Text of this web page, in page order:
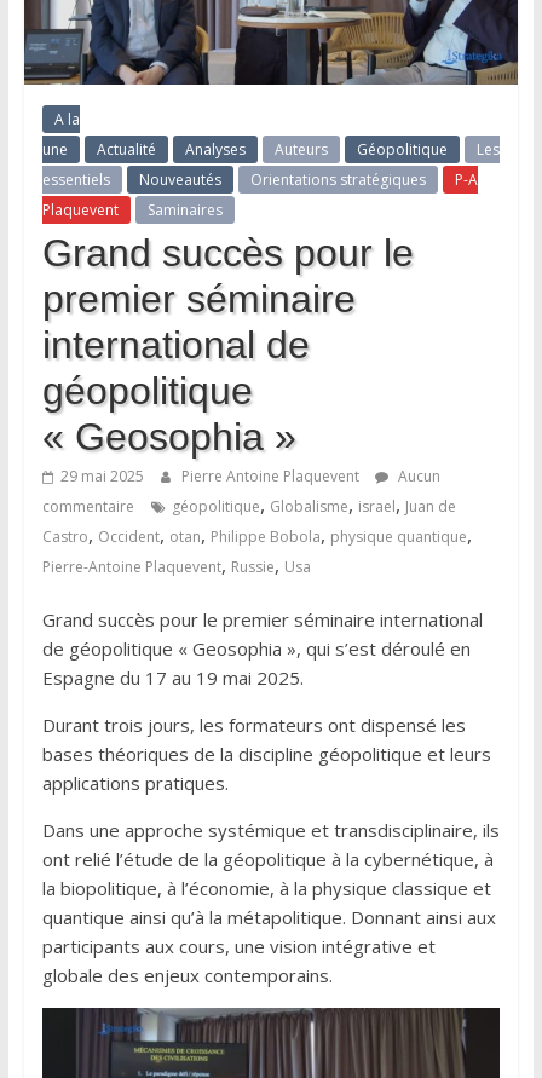
A la
une
Actualité Analyses Auteurs Géopolitique
Les
essentiels
Nouveautés Orientations stratégiques
P-A
Plaquevent
Saminaires
Grand succès pour le
premier séminaire
international de
géopolitique
« Geosophia »
29 mai 2025 Pierre Antoine Plaquevent
Aucun
commentaire
géopolitique, Globalisme, israel, Juan de
Castro, Occident, otan, Philippe Bobola, physique quantique,
Pierre-Antoine Plaquevent, Russie, Usa
Grand succès pour le premier séminaire international
de géopolitique « Geosophia », qui s’est déroulé en
Espagne du 17 au 19 mai 2025.
Durant trois jours, les formateurs ont dispensé les
bases théoriques de la discipline géopolitique et leurs
applications pratiques.
Dans une approche systémique et transdisciplinaire, ils
ont relié l’étude de la géopolitique à la cybernétique, à
la biopolitique, à l’économie, à la physique classique et
quantique ainsi qu’à la métapolitique. Donnant ainsi aux
participants aux cours, une vision intégrative et
globale des enjeux contemporains.